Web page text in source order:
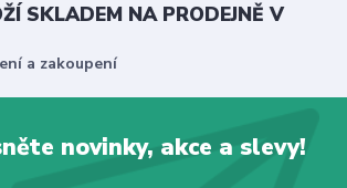
SKLADEM NA PRODEJNĚ V
a zakoupení
novinky, akce a slevy!